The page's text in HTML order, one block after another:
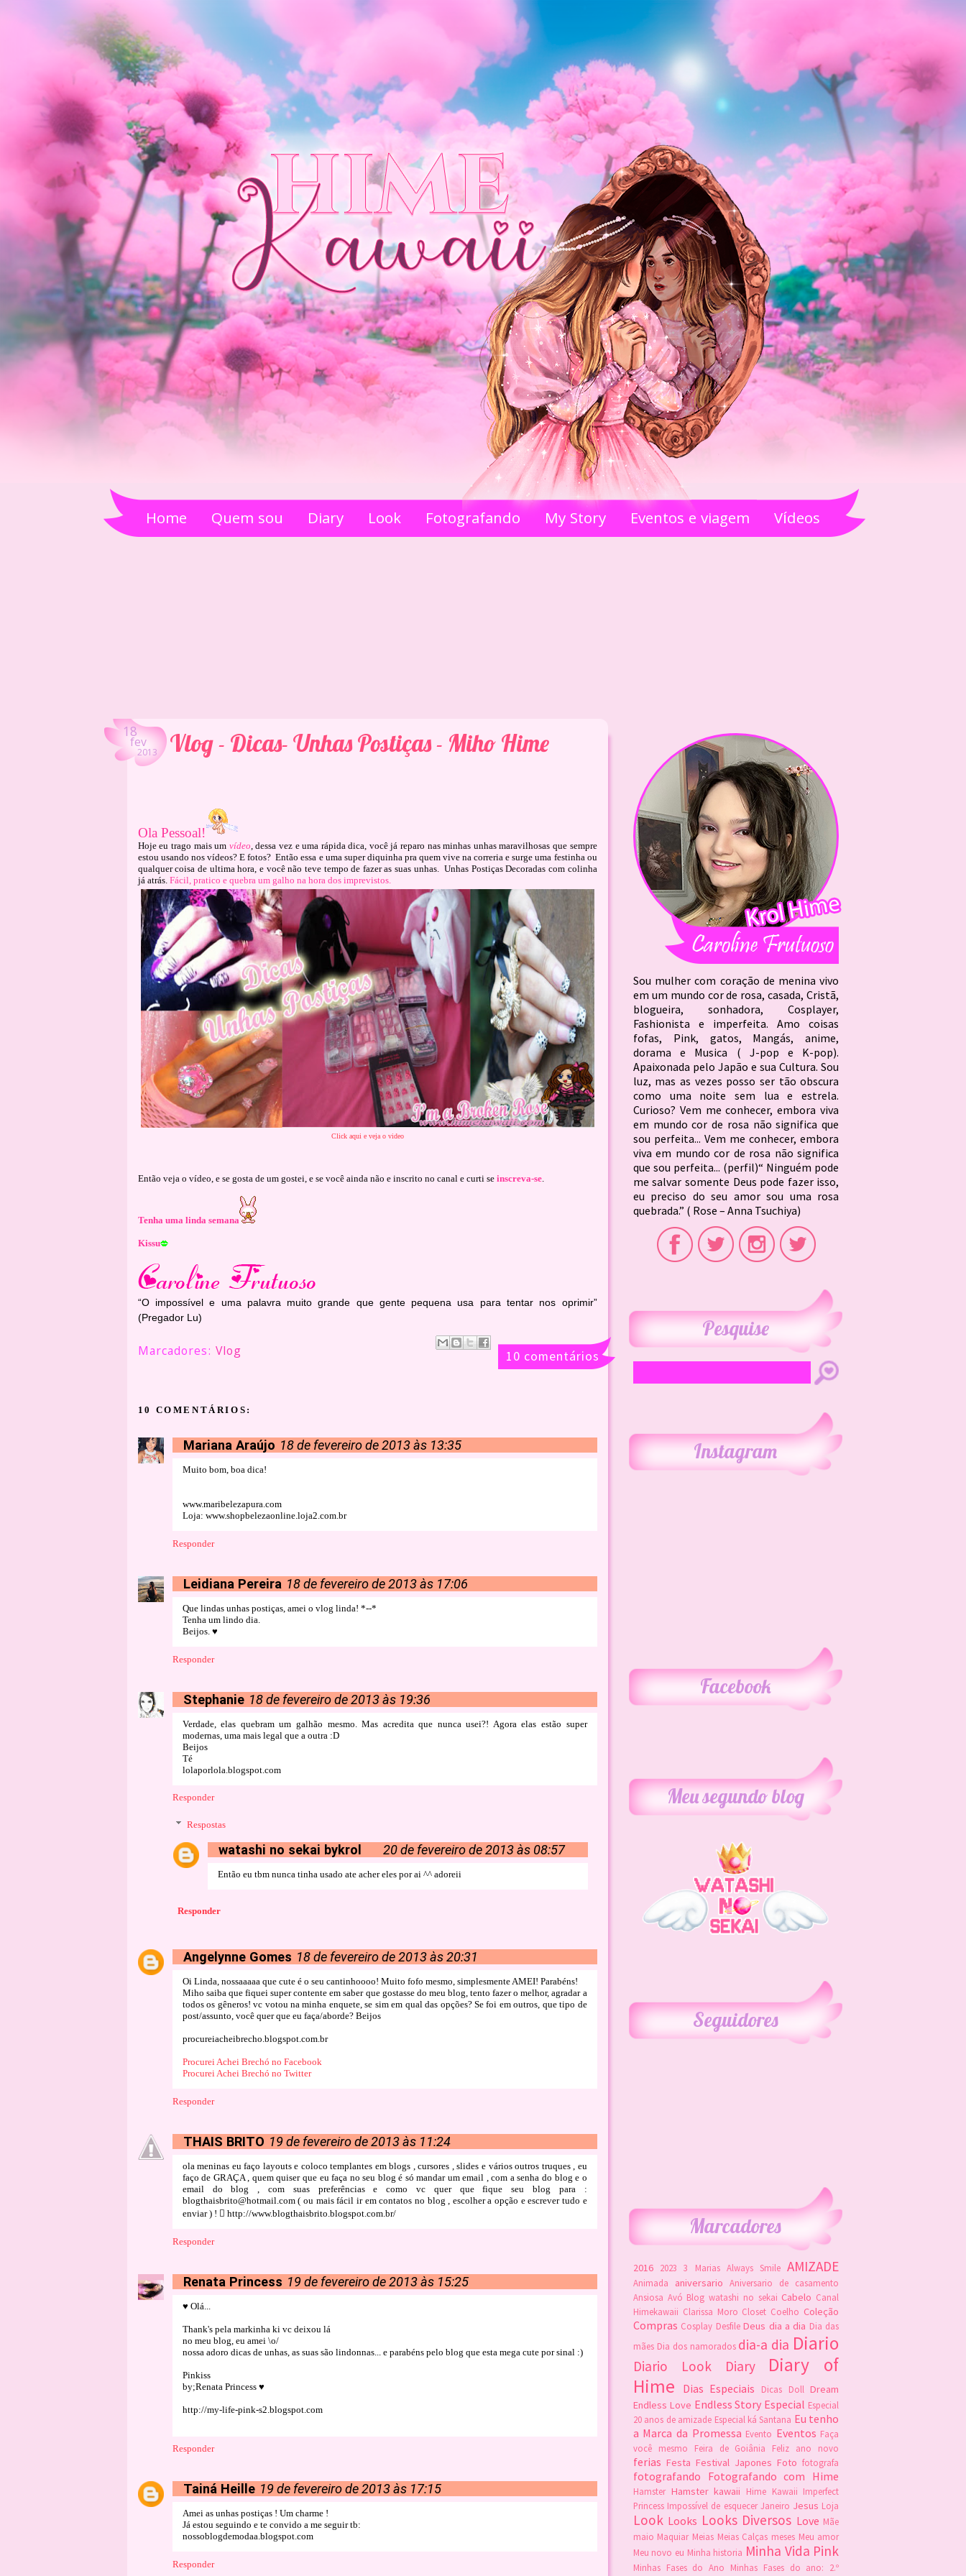
Home Quem sou Diary Look Fotografando My Story Eventos e viagem Vídeos
18fev
2013 Vlog - Dicas- Unhas Postiças - Miho Hime
Ola Pessoal!
Hoje eu trago mais um vídeo, dessa vez e uma rápida dica, você já reparo nas minhas unhas maravilhosas que sempre
estou usando nos vídeos? E fotos? Então essa e uma super diquinha pra quem vive na correria e surge uma festinha ou
qualquer coisa de ultima hora, e você não teve tempo de fazer as suas unhas. Unhas Postiças Decoradas com colinha
já atrás. Fácil, pratico e quebra um galho na hora dos imprevistos.
Click aqui e veja o video
Então veja o vídeo, e se gosta de um gostei, e se você ainda não e inscrito no canal e curti se inscreva-se.
Tenha uma linda semana
Kissu
“O impossível e uma palavra muito grande que gente pequena usa para tentar nos oprimir”
(Pregador Lu)
Marcadores: Vlog 10 comentários
10 COMENTÁRIOS:
Mariana Araújo 18 de fevereiro de 2013 às 13:35
Muito bom, boa dica!
www.maribelezapura.com
Loja: www.shopbelezaonline.loja2.com.br
Responder
Leidiana Pereira 18 de fevereiro de 2013 às 17:06
Que lindas unhas postiças, amei o vlog linda! *--*
Tenha um lindo dia.
Beijos. ♥
Responder
Stephanie 18 de fevereiro de 2013 às 19:36
Verdade, elas quebram um galhão mesmo. Mas acredita que nunca usei?! Agora elas estão super
modernas, uma mais legal que a outra :D
Beijos
Té
lolaporlola.blogspot.com
Responder
Respostas
watashi no sekai bykrol 20 de fevereiro de 2013 às 08:57
Então eu tbm nunca tinha usado ate acher eles por ai ^^ adoreii
Responder
Angelynne Gomes 18 de fevereiro de 2013 às 20:31
Oi Linda, nossaaaaa que cute é o seu cantinhoooo! Muito fofo mesmo, simplesmente AMEI! Parabéns!
Miho saiba que fiquei super contente em saber que gostasse do meu blog, tento fazer o melhor, agradar a
todos os gêneros! vc votou na minha enquete, se sim em qual das opções? Se foi em outros, que tipo de
post/assunto, você quer que eu faça/aborde? Beijos
procureiacheibrecho.blogspot.com.br
Procurei Achei Brechó no Facebook
Procurei Achei Brechó no Twitter
Responder
THAIS BRITO 19 de fevereiro de 2013 às 11:24
ola meninas eu faço layouts e coloco templantes em blogs , cursores , slides e vários outros truques , eu
faço de GRAÇA , quem quiser que eu faça no seu blog é só mandar um email , com a senha do blog e o
email do blog , com suas preferências e como vc quer que fique seu blog para :
blogthaisbrito@hotmail.com ( ou mais fácil ir em contatos no blog , escolher a opção e escrever tudo e
enviar ) !  http://www.blogthaisbrito.blogspot.com.br/
Responder
Renata Princess 19 de fevereiro de 2013 às 15:25
♥ Olá...
Thank's pela markinha ki vc deixou lá
no meu blog, eu amei \o/
nossa adoro dicas de unhas, as suas são lindonnas... e parabéns pelo blog que esta mega cute por sinal :)
Pinkiss
by;Renata Princess ♥
http://my-life-pink-s2.blogspot.com
Responder
Tainá Heille 19 de fevereiro de 2013 às 17:15
Amei as unhas postiças ! Um charme !
Já estou seguindo e te convido a me seguir tb:
nossoblogdemodaa.blogspot.com
Responder
Sou mulher com coração de menina vivo
em um mundo cor de rosa, casada, Cristã,
blogueira, sonhadora, Cosplayer,
Fashionista e imperfeita. Amo coisas
fofas, Pink, gatos, Mangás, anime,
dorama e Musica ( J-pop e K-pop).
Apaixonada pelo Japão e sua Cultura. Sou
luz, mas as vezes posso ser tão obscura
como uma noite sem lua e estrela.
Curioso? Vem me conhecer, embora viva
em mundo cor de rosa não significa que
sou perfeita... Vem me conhecer, embora
viva em mundo cor de rosa não significa
que sou perfeita... (perfil)“ Ninguém pode
me salvar somente Deus pode fazer isso,
eu preciso do seu amor sou uma rosa
quebrada.” ( Rose – Anna Tsuchiya)
Pesquise
Instagram
Facebook
Meu segundo blog
Seguidores
Marcadores
2016 2023 3 Marias Always Smile AMIZADE
Animada aniversario
Aniversario de casamento
Ansiosa Avó Blog watashi no sekai Cabelo Canal
Himekawaii Clarissa Moro Closet Coelho Coleção
Compras Cosplay Desfile Deus dia a dia Dia das
mães Dia dos namorados dia-a dia Diario
Diario Look Diary
Diary of
Hime
Dias Especiais Dicas Doll Dream
Endless Love Endless Story Especial Especial
20 anos de amizade Especial ká Santana Eu tenho
a Marca da Promessa Evento Eventos Faça
você mesmo
Feira de Goiânia Feliz ano novo
ferias Festa Festival Japones Foto fotografa
fotografando Fotografando com Hime
Hamster Hamster kawaii Hime Kawaii Imperfect
Princess Impossível de esquecer Janeiro Jesus Loja
Look Looks Looks Diversos Love Mãe
maio Maquiar Meias Meias Calças meses Meu amor
Meu novo eu Minha historia Minha Vida Pink
Minhas Fases do Ano Minhas Fases do ano: 2.º